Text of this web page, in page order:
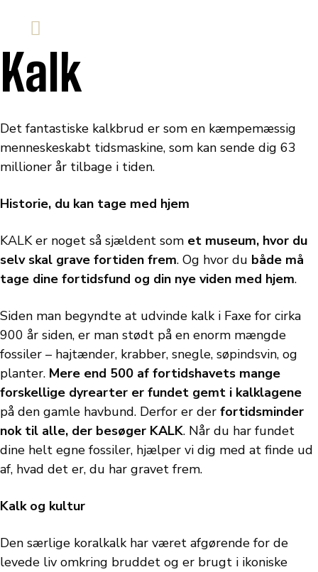
Kalk
Det fantastiske kalkbrud er som en kæmpemæssig
menneskeskabt tidsmaskine, som kan sende dig 63
millioner år tilbage i tiden.
Historie, du kan tage med hjem
KALK er noget så sjældent som et museum, hvor du
selv skal grave fortiden frem. Og hvor du både må
tage dine fortidsfund og din nye viden med hjem.
Siden man begyndte at udvinde kalk i Faxe for cirka
900 år siden, er man stødt på en enorm mængde
fossiler – hajtænder, krabber, snegle, søpindsvin, og
planter. Mere end 500 af fortidshavets mange
forskellige dyrearter er fundet gemt i kalklagene
på den gamle havbund. Derfor er der fortidsminder
nok til alle, der besøger KALK. Når du har fundet
dine helt egne fossiler, hjælper vi dig med at finde ud
af, hvad det er, du har gravet frem.
Kalk og kultur
Den særlige koralkalk har været afgørende for de
levede liv omkring bruddet og er brugt i ikoniske